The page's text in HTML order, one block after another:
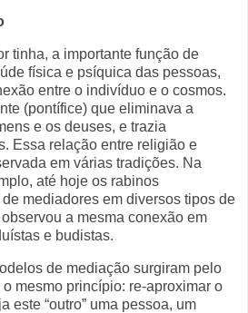
tinha, a importante função de
física e psíquica das pessoas,
entre o indivíduo e o cosmos.
(pontífice) que eliminava a
e os deuses, e trazia
Essa relação entre religião e
em várias tradições. Na
até hoje os rabinos
mediadores em diversos tipos de
a mesma conexão em
e budistas.
de mediação surgiram pelo
mesmo princípio: re-aproximar o
este “outro” uma pessoa, um